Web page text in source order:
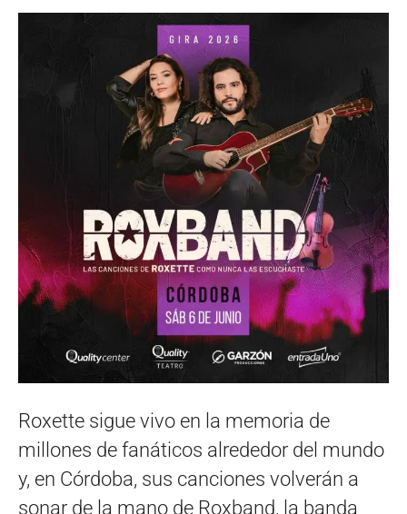
Roxette sigue vivo en la memoria de
millones de fanáticos alrededor del mundo
y, en Córdoba, sus canciones volverán a
sonar de la mano de Roxband, la banda